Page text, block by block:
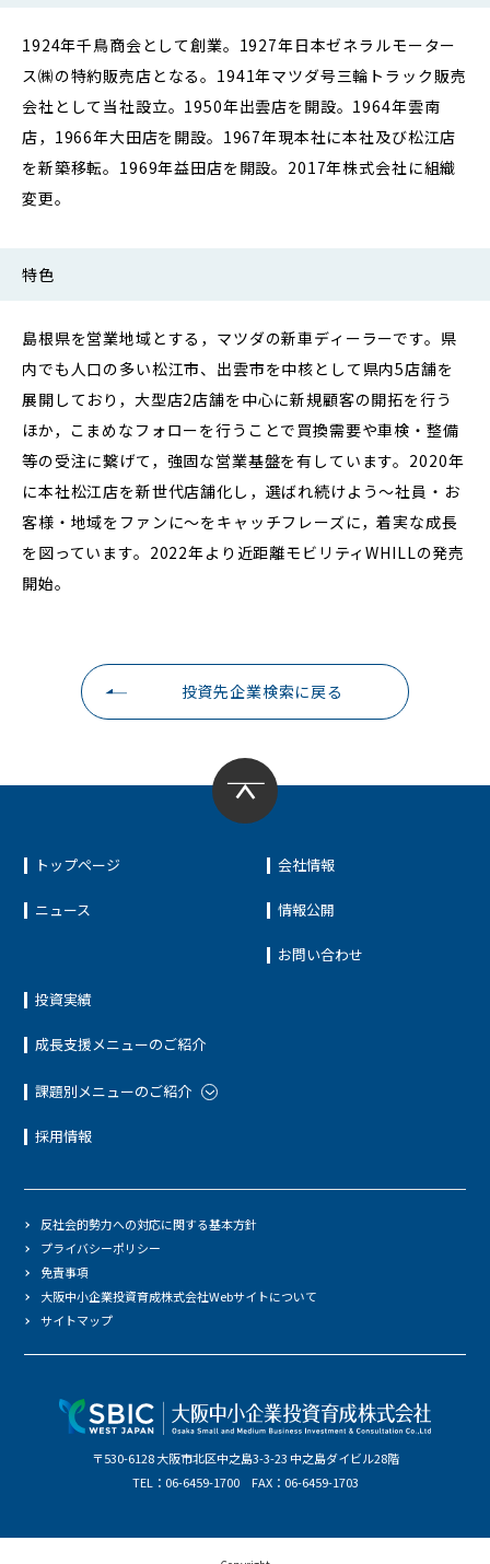
1924年千鳥商会として創業。1927年日本ゼネラルモーター
ス㈱の特約販売店となる。1941年マツダ号三輪トラック販売
会社として当社設立。1950年出雲店を開設。1964年雲南
店，1966年大田店を開設。1967年現本社に本社及び松江店
を新築移転。1969年益田店を開設。2017年株式会社に組織
変更。
特色
島根県を営業地域とする，マツダの新車ディーラーです。県
内でも人口の多い松江市、出雲市を中核として県内5店舗を
展開しており，大型店2店舗を中心に新規顧客の開拓を行う
ほか，こまめなフォローを行うことで買換需要や車検・整備
等の受注に繋げて，強固な営業基盤を有しています。2020年
に本社松江店を新世代店舗化し，選ばれ続けよう～社員・お
客様・地域をファンに～をキャッチフレーズに，着実な成長
を図っています。2022年より近距離モビリティWHILLの発売
開始。
投資先企業検索に戻る
トップページ
ニュース
投資実績
成長支援メニューのご紹介
課題別メニューのご紹介
採用情報
会社情報
情報公開
お問い合わせ
〒530-6128 大阪市北区中之島3-3-23 中之島ダイビル28階
TEL：06-6459-1700 FAX：06-6459-1703
反社会的勢力への対応に関する基本方針
プライバシーポリシー
免責事項
大阪中小企業投資育成株式会社Webサイトについて
サイトマップ